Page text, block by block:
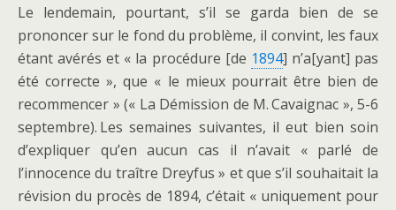
Le lendemain, pourtant, s’il se garda bien de se
prononcer sur le fond du problème, il convint, les faux
étant avérés et « la procédure [de 1894] n’a[yant] pas
été correcte », que « le mieux pourrait être bien de
recommencer » (« La Démission de M. Cavaignac », 5-6
septembre). Les semaines suivantes, il eut bien soin
d’expliquer qu’en aucun cas il n’avait « parlé de
l’innocence du traître Dreyfus » et que s’il souhaitait la
révision du procès de 1894, c’était « uniquement pour